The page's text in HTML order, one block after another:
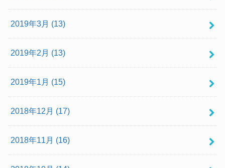
2019年3月 (13)
2019年2月 (13)
2019年1月 (15)
2018年12月 (17)
2018年11月 (16)